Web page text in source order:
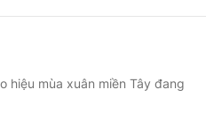
hiệu mùa xuân miền Tây đang